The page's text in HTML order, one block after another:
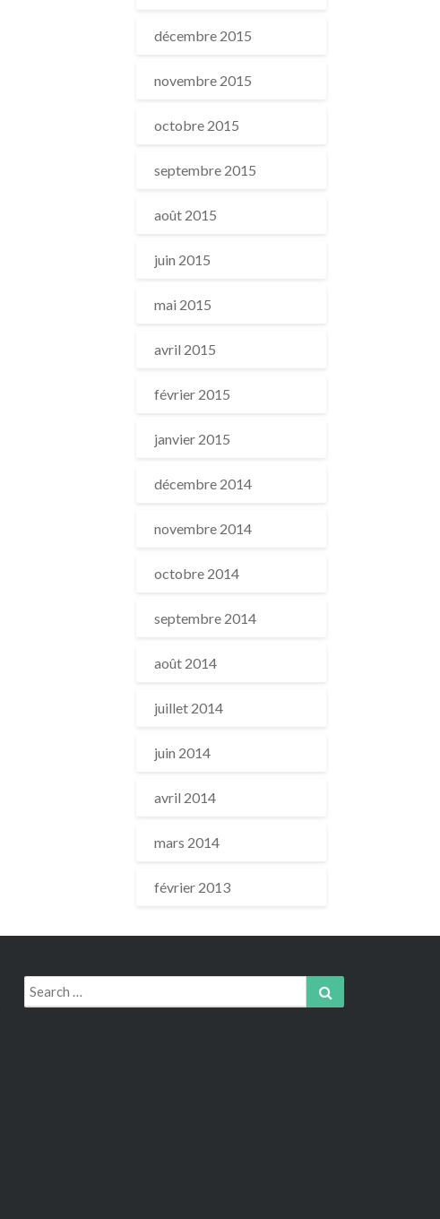
décembre 2015
novembre 2015
octobre 2015
septembre 2015
août 2015
juin 2015
mai 2015
avril 2015
février 2015
janvier 2015
décembre 2014
novembre 2014
octobre 2014
septembre 2014
août 2014
juillet 2014
juin 2014
avril 2014
mars 2014
février 2013
Search
for: